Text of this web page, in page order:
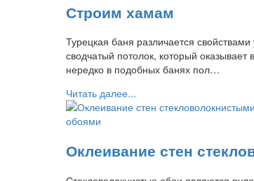
Строим хамам
Турецкая баня различается
сводчатый потолок, который
нередко в подобных банях пол…
Читать далее...
Оклеивание стен